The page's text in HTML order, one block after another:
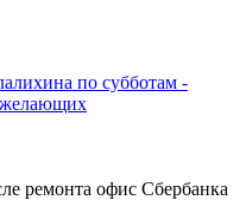
по субботам -
желающих
ремонта офис Сбербанка